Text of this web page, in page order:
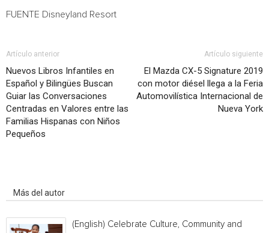
FUENTE Disneyland Resort
Artículo anterior
Nuevos Libros Infantiles en
Español y Bilingües Buscan
Guiar las Conversaciones
Centradas en Valores entre las
Familias Hispanas con Niños
Pequeños
Artículo siguiente
El Mazda CX-5 Signature 2019
con motor diésel llega a la Feria
Automovilística Internacional de
Nueva York
Más del autor
(English) Celebrate Culture, Community and